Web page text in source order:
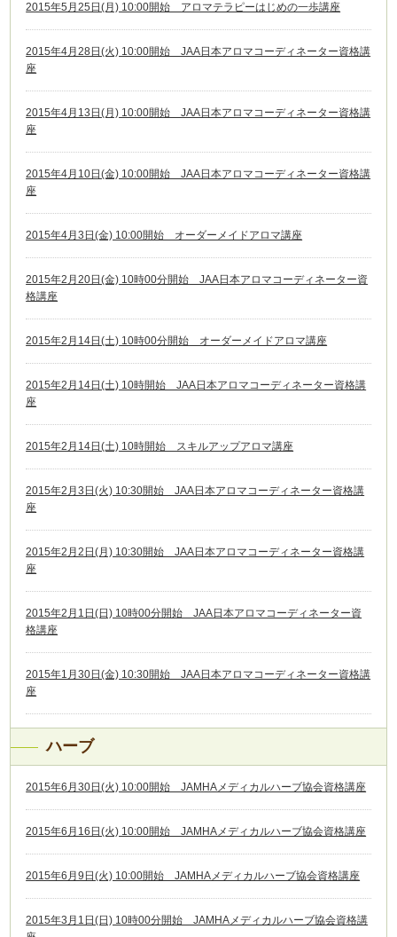
2015年5月25日(月) 10:00開始 アロマテラピーはじめの一歩講座
2015年4月28日(火) 10:00開始 JAA日本アロマコーディネーター資格講
座
2015年4月13日(月) 10:00開始 JAA日本アロマコーディネーター資格講
座
2015年4月10日(金) 10:00開始 JAA日本アロマコーディネーター資格講
座
2015年4月3日(金) 10:00開始 オーダーメイドアロマ講座
2015年2月20日(金) 10時00分開始 JAA日本アロマコーディネーター資
格講座
2015年2月14日(土) 10時00分開始 オーダーメイドアロマ講座
2015年2月14日(土) 10時開始 JAA日本アロマコーディネーター資格講
座
2015年2月14日(土) 10時開始 スキルアップアロマ講座
2015年2月3日(火) 10:30開始 JAA日本アロマコーディネーター資格講
座
2015年2月2日(月) 10:30開始 JAA日本アロマコーディネーター資格講
座
2015年2月1日(日) 10時00分開始 JAA日本アロマコーディネーター資
格講座
2015年1月30日(金) 10:30開始 JAA日本アロマコーディネーター資格講
座
ハーブ
2015年6月30日(火) 10:00開始 JAMHAメディカルハーブ協会資格講座
2015年6月16日(火) 10:00開始 JAMHAメディカルハーブ協会資格講座
2015年6月9日(火) 10:00開始 JAMHAメディカルハーブ協会資格講座
2015年3月1日(日) 10時00分開始 JAMHAメディカルハーブ協会資格講